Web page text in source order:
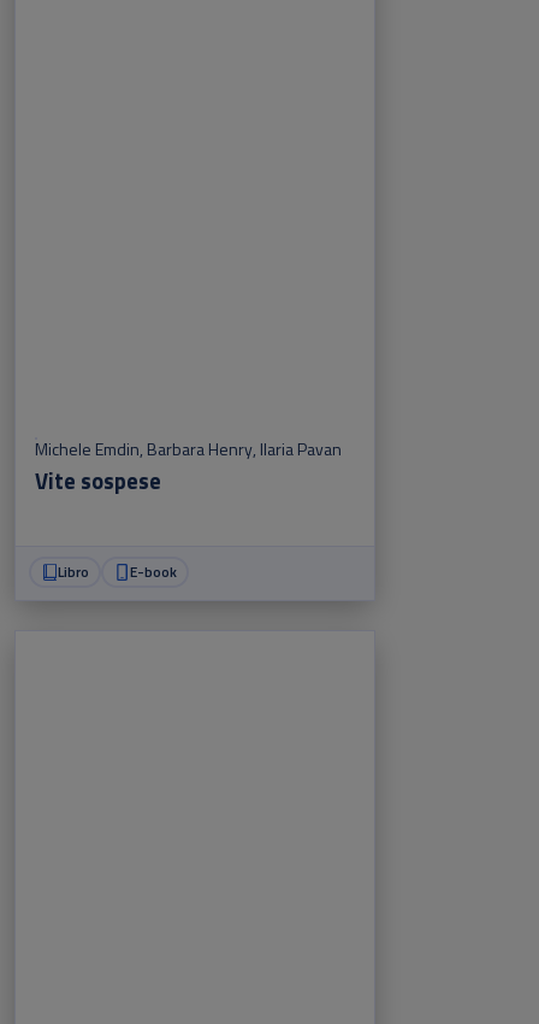
Michele Emdin, Barbara Henry, Ilaria Pavan
Vite sospese
Libro E-book